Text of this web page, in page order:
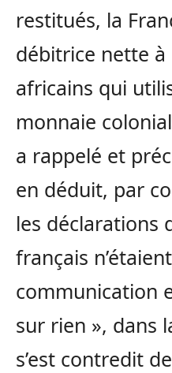
restitués, la
débitrice nette à
africains qui
monnaie
a rappelé et
en déduit, par
les déclarations
français
communication
sur rien », dans
s’est contredit